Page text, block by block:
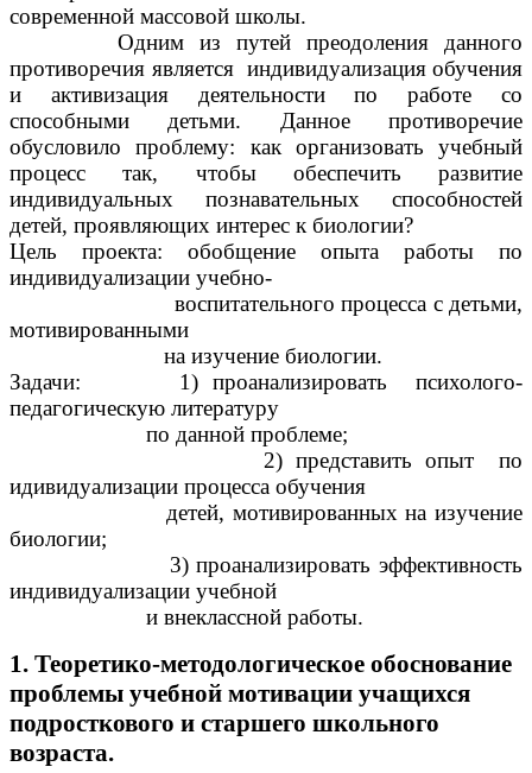
современной массовой школы.
Одним из путей преодоления данного
противоречия является индивидуализация обучения
и активизация деятельности по работе со
способными детьми. Данное противоречие
обусловило проблему: как организовать учебный
процесс так, чтобы обеспечить развитие
индивидуальных познавательных способностей
детей, проявляющих интерес к биологии?
Цель проекта: обобщение опыта работы по
индивидуализации учебно-
воспитательного процесса с детьми,
мотивированными
на изучение биологии.
Задачи: 1) проанализировать психолого-
педагогическую литературу
по данной проблеме;
2) представить опыт по
идивидуализации процесса обучения
детей, мотивированных на изучение
биологии;
3) проанализировать эффективность
индивидуализации учебной
и внеклассной работы.
1. Теоретико-методологическое обоснование
проблемы учебной мотивации учащихся
подросткового и старшего школьного
возраста.